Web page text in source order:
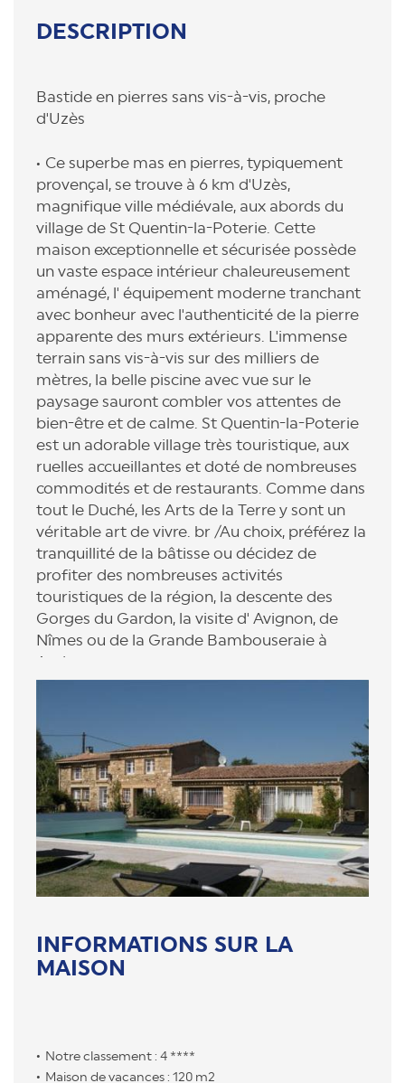
DESCRIPTION
Bastide en pierres sans vis-à-vis, proche
d'Uzès
Ce superbe mas en pierres, typiquement
provençal, se trouve à 6 km d'Uzès,
magnifique ville médiévale, aux abords du
village de St Quentin-la-Poterie. Cette
maison exceptionnelle et sécurisée possède
un vaste espace intérieur chaleureusement
aménagé, l' équipement moderne tranchant
avec bonheur avec l'authenticité de la pierre
apparente des murs extérieurs. L'immense
terrain sans vis-à-vis sur des milliers de
mètres, la belle piscine avec vue sur le
paysage sauront combler vos attentes de
bien-être et de calme. St Quentin-la-Poterie
est un adorable village très touristique, aux
ruelles accueillantes et doté de nombreuses
commodités et de restaurants. Comme dans
tout le Duché, les Arts de la Terre y sont un
véritable art de vivre. br /Au choix, préférez la
tranquillité de la bâtisse ou décidez de
profiter des nombreuses activités
touristiques de la région, la descente des
Gorges du Gardon, la visite d' Avignon, de
Nîmes ou de la Grande Bambouseraie à
Anduze.
INFORMATIONS SUR LA
MAISON
Notre classement : 4 ****
Maison de vacances : 120 m2